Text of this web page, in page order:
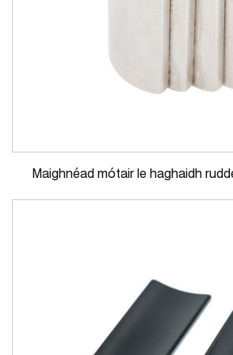
Maighnéad mótair le haghaidh